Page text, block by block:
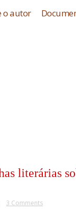
o autor
literárias
3 Comments